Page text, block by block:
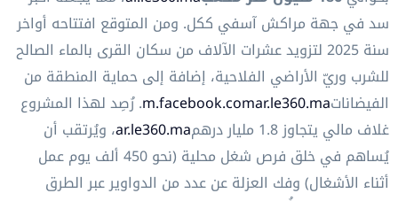
سد في جهة مراكش آسفي ككل. ومن المتوقع افتتاحه أواخر
سنة 2025 لتزويد عشرات الآلاف من سكان القرى بالماء الصالح
للشرب وريّ الأراضي الفلاحية، إضافة إلى حماية المنطقة من
الفيضانات
m.facebook.comar.le360.ma
. رُصِد لهذا المشروع
غلاف مالي يتجاوز 1.8 مليار درهم
ar.le360.ma، ويُرتقب أن
يُساهم في خلق فرص شغل محلية (نحو 450 ألف يوم عمل
أثناء الأشغال) وفك العزلة عن عدد من الدواوير عبر الطرق